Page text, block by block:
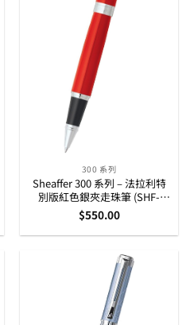
300 系列
Sheaffer 300 系列 – 法拉利特
別版紅色銀夾走珠筆 (SHF-
300FE-RED-CT-RB)
$550.00